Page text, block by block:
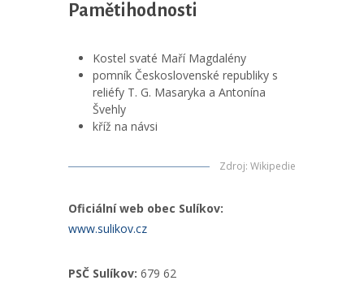
Pamětihodnosti
Kostel svaté Maří Magdalény
pomník Československé republiky s
reliéfy T. G. Masaryka a Antonína
Švehly
kříž na návsi
Zdroj: Wikipedie
Oficiální web obec Sulíkov:
www.sulikov.cz
PSČ Sulíkov: 679 62